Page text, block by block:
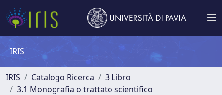
IRIS
IRIS Catalogo Ricerca
3 Libro
3.1 Monografia o trattato scientifico